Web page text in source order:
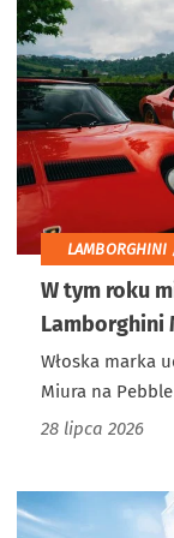
W tym roku
Lamborghini
Włoska marka
Miura na
28 lipca 2026